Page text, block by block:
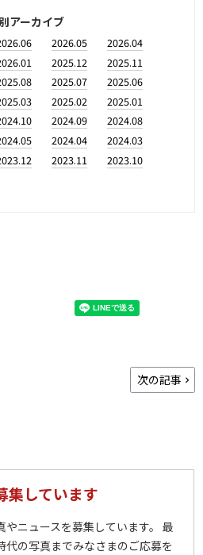
アーカイブ
2026.05
2026.04
2025.12
2025.11
2025.07
2025.06
2025.02
2025.01
2024.09
2024.08
2024.04
2024.03
2023.11
2023.10
次の記事
集しています
ニュースを募集しています。 最
代の写真までみなさまのご応募を